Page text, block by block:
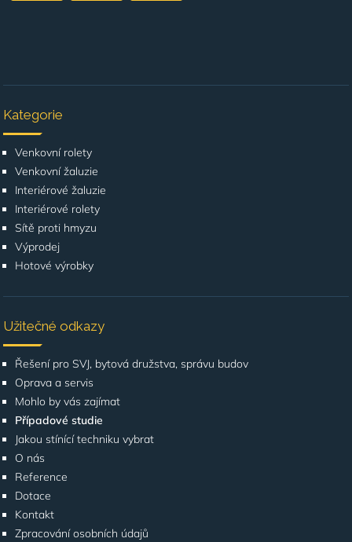
Kategorie
Venkovní rolety
Venkovní žaluzie
Interiérové žaluzie
Interiérové rolety
Sítě proti hmyzu
Výprodej
Hotové výrobky
Užitečné odkazy
Řešení pro SVJ, bytová družstva, správu budov
Oprava a servis
Mohlo by vás zajímat
Případové studie
Jakou stínící techniku vybrat
O nás
Reference
Dotace
Kontakt
Zpracování osobních údajů